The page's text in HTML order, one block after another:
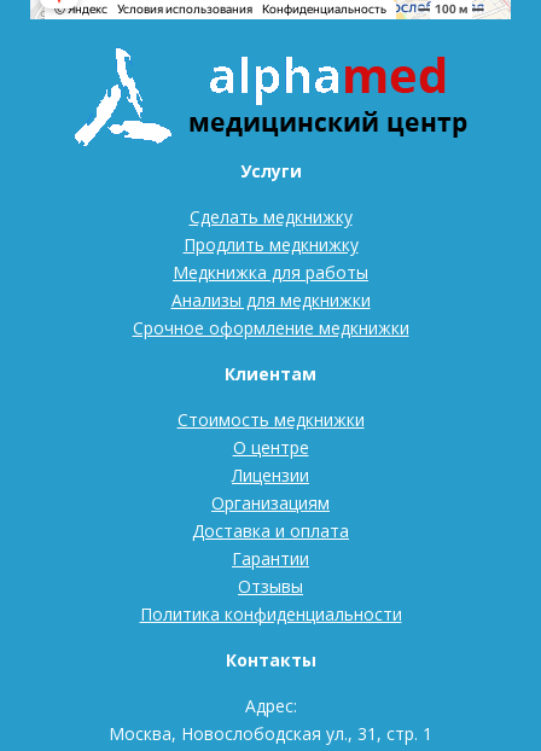
Услуги
Сделать медкнижку
Продлить медкнижку
Медкнижка для работы
Анализы для медкнижки
Срочное оформление медкнижки
Клиентам
Стоимость медкнижки
О центре
Лицензии
Организациям
Доставка и оплата
Гарантии
Отзывы
Политика конфиденциальности
Контакты
Адрес:
Москва, Новослободская ул., 31, стр. 1